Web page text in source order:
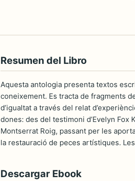
Resumen del Libro
Aquesta antologia presenta textos
coneixement. Es tracta de fragments
d’igualtat a través del relat
dones: des del testimoni d’Evelyn Fox
Montserrat Roig, passant per les
la restauració de peces artístiques.
Descargar Ebook